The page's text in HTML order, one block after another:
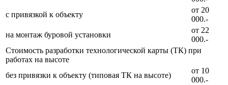
с привязкой к объекту
от 20
000.-
на монтаж буровой установки
от 22
000.-
Стоимость разработки технологической карты (ТК) при
работах на высоте
без привязки к объекту (типовая ТК на высоте)
от 10
000.-